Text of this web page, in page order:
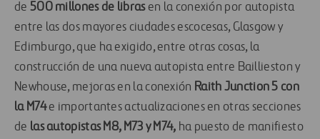
de 500 millones de librasen la conexión por autopista
entre las dos mayores ciudades escocesas, Glasgow y
Edimburgo, que ha exigido, entre otras cosas, la
construcción de una nueva autopista entre Baillieston y
Newhouse, mejoras en la conexión Raith Junction 5 con
la M74e importantes actualizaciones en otras secciones
de las autopistas M8, M73 y M74, ha puesto de manifiesto